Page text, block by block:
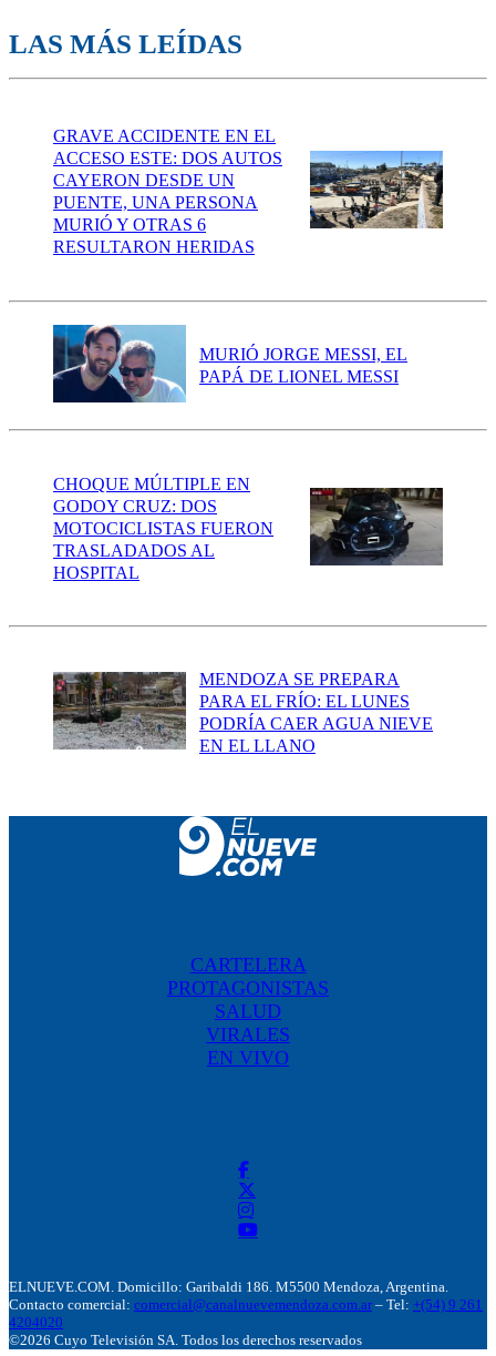
LAS MÁS LEÍDAS
GRAVE ACCIDENTE EN EL
ACCESO ESTE: DOS AUTOS
CAYERON DESDE UN
PUENTE, UNA PERSONA
MURIÓ Y OTRAS 6
RESULTARON HERIDAS
MURIÓ JORGE MESSI, EL
PAPÁ DE LIONEL MESSI
CHOQUE MÚLTIPLE EN
GODOY CRUZ: DOS
MOTOCICLISTAS FUERON
TRASLADADOS AL
HOSPITAL
MENDOZA SE PREPARA
PARA EL FRÍO: EL LUNES
PODRÍA CAER AGUA NIEVE
EN EL LLANO
CARTELERA
PROTAGONISTAS
SALUD
VIRALES
EN VIVO
ELNUEVE.COM. Domicillo: Garibaldi 186. M5500 Mendoza, Argentina.
Contacto comercial: comercial@canalnuevemendoza.com.ar – Tel: +(54) 9 261
4204020
©2026 Cuyo Televisión SA. Todos los derechos reservados